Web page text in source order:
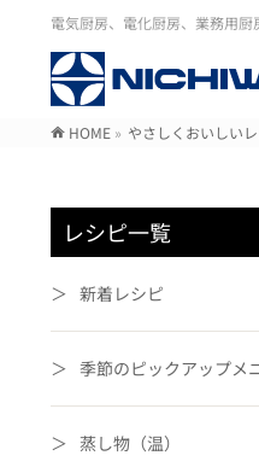
電気厨房、電化厨房、業務用
HOME » やさしくおいしい
レシピ一覧
新着レシピ
季節のピックアップメ
蒸し物（温）